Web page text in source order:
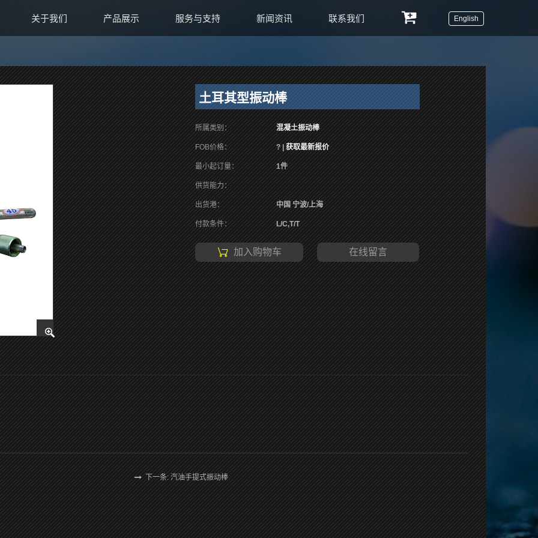
关于我们 产品展示 服务与支持 新闻资讯 联系我们 English
土耳其型振动棒
所属类别： 混凝土振动棒
FOB价格： ? |获取最新报价
最小起订量： 1件
供货能力：
出货港： 中国 宁波/上海
付款条件： L/C,T/T
加入购物车 在线留言
下一条: 汽油手提式振动棒